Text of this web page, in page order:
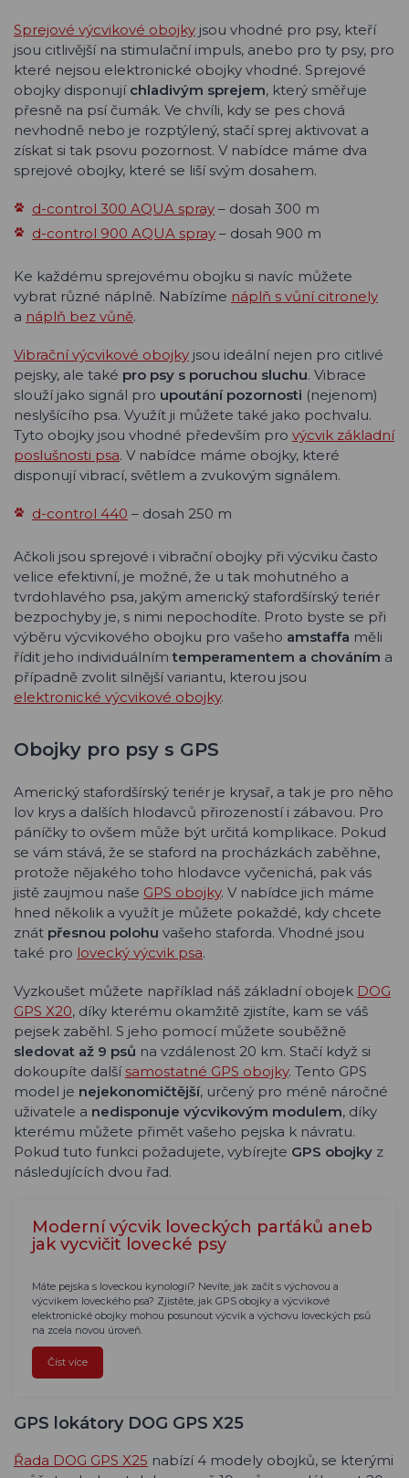
Sprejové výcvikové obojky jsou vhodné pro psy, kteří
jsou citlivější na stimulační impuls, anebo pro ty psy, pro
které nejsou elektronické obojky vhodné. Sprejové
obojky disponují chladivým sprejem, který směřuje
přesně na psí čumák. Ve chvíli, kdy se pes chová
nevhodně nebo je rozptýlený, stačí sprej aktivovat a
získat si tak psovu pozornost. V nabídce máme dva
sprejové obojky, které se liší svým dosahem.
d-control 300 AQUA spray – dosah 300 m
d-control 900 AQUA spray – dosah 900 m
Ke každému sprejovému obojku si navíc můžete
vybrat různé náplně. Nabízíme náplň s vůní citronely
a náplň bez vůně.
Vibrační výcvikové obojky jsou ideální nejen pro citlivé
pejsky, ale také pro psy s poruchou sluchu. Vibrace
slouží jako signál pro upoutání pozornosti (nejenom)
neslyšícího psa. Využít ji můžete také jako pochvalu.
Tyto obojky jsou vhodné především pro výcvik základní
poslušnosti psa. V nabídce máme obojky, které
disponují vibrací, světlem a zvukovým signálem.
d-control 440 – dosah 250 m
Ačkoli jsou sprejové i vibrační obojky při výcviku často
velice efektivní, je možné, že u tak mohutného a
tvrdohlavého psa, jakým americký stafordšírský teriér
bezpochyby je, s nimi nepochodíte. Proto byste se při
výběru výcvikového obojku pro vašeho amstaffa měli
řídit jeho individuálnímtemperamentem a chováním a
případně zvolit silnější variantu, kterou jsou
elektronické výcvikové obojky.
Obojky pro psy s GPS
Americký stafordšírský teriér je krysař, a tak je pro něho
lov krys a dalších hlodavců přirozeností i zábavou. Pro
páníčky to ovšem může být určitá komplikace. Pokud
se vám stává, že se staford na procházkách zaběhne,
protože nějakého toho hlodavce vyčenichá, pak vás
jistě zaujmou naše GPS obojky. V nabídce jich máme
hned několik a využít je můžete pokaždé, kdy chcete
znát přesnou polohu vašeho staforda. Vhodné jsou
také pro lovecký výcvik psa.
Vyzkoušet můžete například náš základní obojek DOG
GPS X20, díky kterému okamžitě zjistíte, kam se váš
pejsek zaběhl. S jeho pomocí můžete souběžně
sledovat až 9 psů na vzdálenost 20 km. Stačí když si
dokoupíte další samostatné GPS obojky. Tento GPS
model je nejekonomičtější, určený pro méně náročné
uživatele a nedisponuje výcvikovým modulem, díky
kterému můžete přimět vašeho pejska k návratu.
Pokud tuto funkci požadujete, vybírejte GPS obojky z
následujících dvou řad.
Moderní výcvik loveckých parťáků aneb
jak vycvičit lovecké psy
Máte pejska s loveckou kynologií? Nevíte, jak začít s výchovou a
výcvikem loveckého psa? Zjistěte, jak GPS obojky a výcvikové
elektronické obojky mohou posunout výcvik a výchovu loveckých psů
na zcela novou úroveň.
Číst více
GPS lokátory DOG GPS X25
Řada DOG GPS X25 nabízí 4 modely obojků, se kterými